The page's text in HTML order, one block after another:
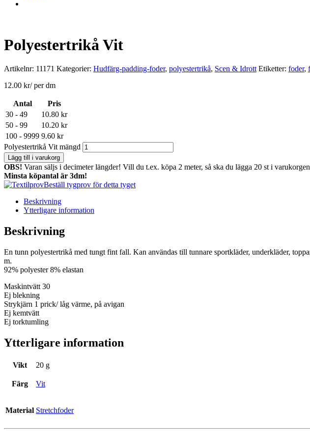
Polyestertrikå Vit
Artikelnr: 11171 Kategorier: Hudfärg-padding-foder, polyestertrikå, Scen & Idrott Etiketter: foder,
12.00 kr/ per dm
Antal
Pris
30 - 49
10.80 kr
50 - 99
10.20 kr
100 - 9999 9.60 kr
Polyestertrikå Vit mängd
Lägg till i varukorg
OBS! Varan säljs i decimeter längder! Vill du t.ex. köpa 2 meter, så ska du lägga 20 st i
Minsta köpantal är 3dm!
Beställ tygprov för detta tyget
Beskrivning
Ytterligare information
Beskrivning
En tunn polyestertrikå med tungt fint fall. Kan användas till tunnare sportkläder, underkläder,
m.
92% polyester 8% elastan
Maskintvätt 30
Ej blekning
Strykjärn 1 prick/ låg värme, på avigan
Ej kemtvätt
Ej torktumling
Ytterligare information
Vikt 20 g
Färg Vit
Material Stretchfoder